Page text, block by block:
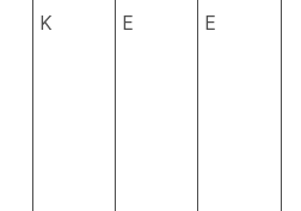
K E E